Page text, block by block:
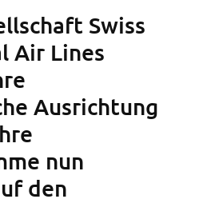
Swiss
Air Lines
Ausrichtung
nun
den